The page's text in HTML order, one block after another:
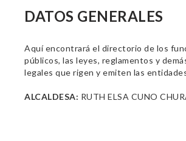
DATOS GENERALES
Aquí encontrará el directorio de los
públicos, las leyes, reglamentos y
legales que rigen y emiten las
ALCALDESA: RUTH ELSA CUNO